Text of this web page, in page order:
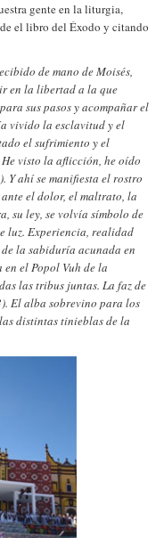
gente en la liturgia,
el libro del Éxodo y citando
de mano de Moisés,
en la libertad a la que
sus pasos y acompañar el
vivido la esclavitud y el
el sufrimiento y el
visto la aflicción, he oído
Y ahí se manifiesta el rostro
el dolor, el maltrato, la
su ley, se volvía símbolo de
luz. Experiencia, realidad
la sabiduría acunada en
en el Popol Vuh de la
las tribus juntas. La faz de
El alba sobrevino para los
distintas tinieblas de la